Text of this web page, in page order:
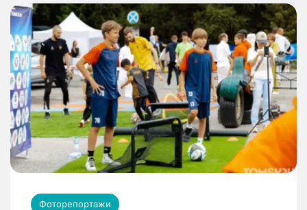
Фоторепортажи